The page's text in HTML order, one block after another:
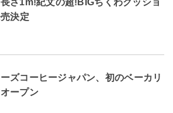
さ1m!紀文の超!BIGちくわクッショ
決定
ーズコーヒージャパン、初のベーカリ
ープン